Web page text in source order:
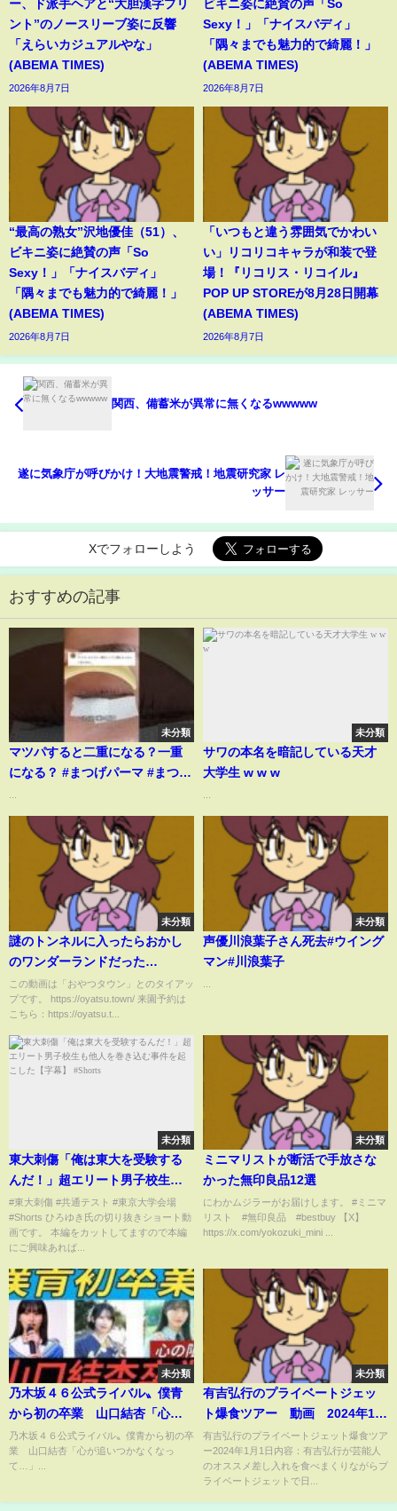
ー、ド派手ヘアと“大胆漢字プリ
ント”のノースリーブ姿に反響
「えらいカジュアルやな」
(ABEMA TIMES)
2026年8月7日
ビキニ姿に絶賛の声「So
Sexy！」「ナイスバディ」
「隅々までも魅力的で綺麗！」
(ABEMA TIMES)
2026年8月7日
“最高の熟女”沢地優佳（51）、
ビキニ姿に絶賛の声「So
Sexy！」「ナイスバディ」
「隅々までも魅力的で綺麗！」
(ABEMA TIMES)
2026年8月7日
「いつもと違う雰囲気でかわい
い」リコリコキャラが和装で登
場！『リコリス・リコイル』
POP UP STOREが8月28日開幕
(ABEMA TIMES)
2026年8月7日
関西、備蓄米が異常に無くなるwwwww
遂に気象庁が呼びかけ！大地震警戒！地震研究家 レ
ッサー
Xでフォローしよう
おすすめの記事
未分類
マツパすると二重になる？一重
になる？ #まつげパーマ #まつ毛
フト yuueye眉毛まつ毛サロン#
まつげ #マツパ #アイリスト
未分類
サワの本名を暗記している天才
大学生 w w w
未分類
謎のトンネルに入ったらおかし
のワンダーランドだった
♡himawari-CH
この動画は「おやつタウン」とのタイアッ
プです。 https://oyatsu.town/ 来園予約は
こちら：https://oyatsu.t...
未分類
声優川浪葉子さん死去#ウイング
マン#川浪葉子
未分類
東大刺傷「俺は東大を受験する
んだ！」超エリート男子校生も
他人を巻き込む事件を起こした
【字幕】 #Shorts
#東大刺傷 #共通テスト #東京大学会場
#Shorts ひろゆき氏の切り抜きショート動
画です。 本編をカットしてますので本編
にご興味あれば...
未分類
ミニマリストが断活で手放さな
かった無印良品12選
にわかムジラーがお届けします。 #ミニマ
リスト #無印良品 #bestbuy 【X】
https://x.com/yokozuki_mini ...
未分類
乃木坂４６公式ライバル〟僕青
から初の卒業 山口結杏「心が
追いつかなくなって…」
乃木坂４６公式ライバル〟僕青から初の卒
業 山口結杏「心が追いつかなくなっ
て…」...
未分類
有吉弘行のプライベートジェッ
ト爆食ツアー 動画 2024年1月
1日
有吉弘行のプライベートジェット爆食ツア
ー2024年1月1日内容：有吉弘行が芸能人
のオススメ差し入れを食べまくりながらプ
ライベートジェットで日...